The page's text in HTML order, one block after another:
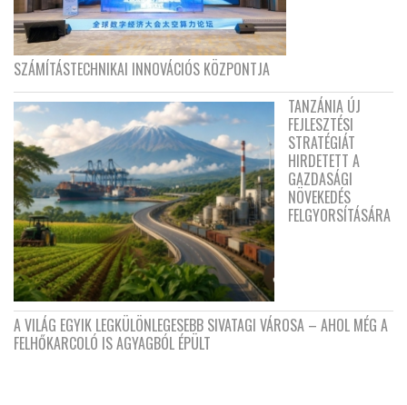
SZÁMÍTÁSTECHNIKAI INNOVÁCIÓS KÖZPONTJA
TANZÁNIA ÚJ
FEJLESZTÉSI
STRATÉGIÁT
HIRDETETT A
GAZDASÁGI
NÖVEKEDÉS
FELGYORSÍTÁSÁRA
A VILÁG EGYIK LEGKÜLÖNLEGESEBB SIVATAGI VÁROSA – AHOL MÉG A
FELHŐKARCOLÓ IS AGYAGBÓL ÉPÜLT